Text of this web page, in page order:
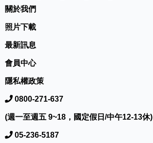
關於我們
照片下載
最新訊息
會員中心
隱私權政策
0800-271-637
(週一至週五 9~18，國定假日/中午12-13休)
05-236-5187